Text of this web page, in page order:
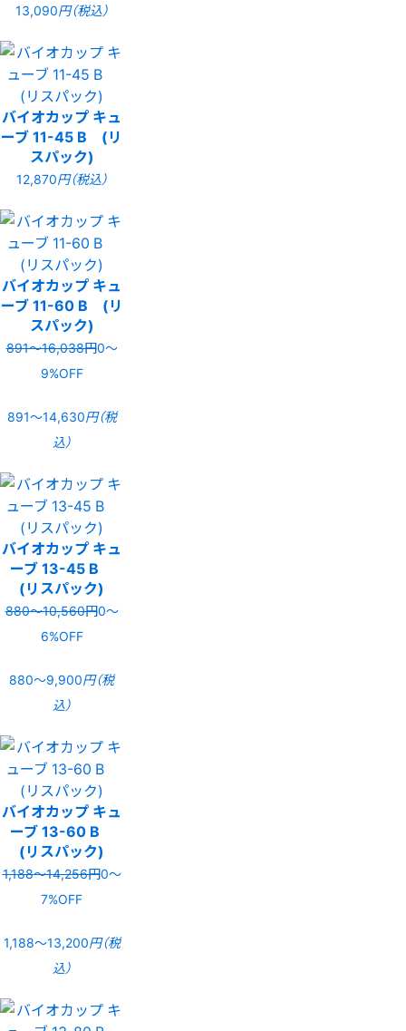
13,090円（税込）
バイオカップ キュ
ーブ 11-45 B (リ
スパック)
12,870円（税込）
バイオカップ キュ
ーブ 11-60 B (リ
スパック)
891〜16,038円0〜
9%OFF
891〜14,630円（税
込）
バイオカップ キュ
ーブ 13-45 B
(リスパック)
880〜10,560円0〜
6%OFF
880〜9,900円（税
込）
バイオカップ キュ
ーブ 13-60 B
(リスパック)
1,188〜14,256円0〜
7%OFF
1,188〜13,200円（税
込）